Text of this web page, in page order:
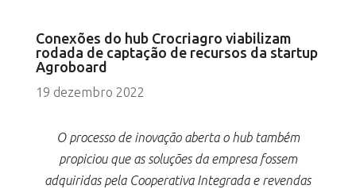
Conexões do hub Crocriagro viabilizam
rodada de captação de recursos da startup
Agroboard
19 dezembro 2022
O processo de inovação aberta o hub também
propiciou que as soluções da empresa fossem
adquiridas pela Cooperativa Integrada e revendas